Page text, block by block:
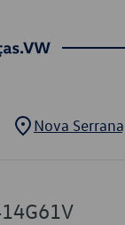
Nova Serrana